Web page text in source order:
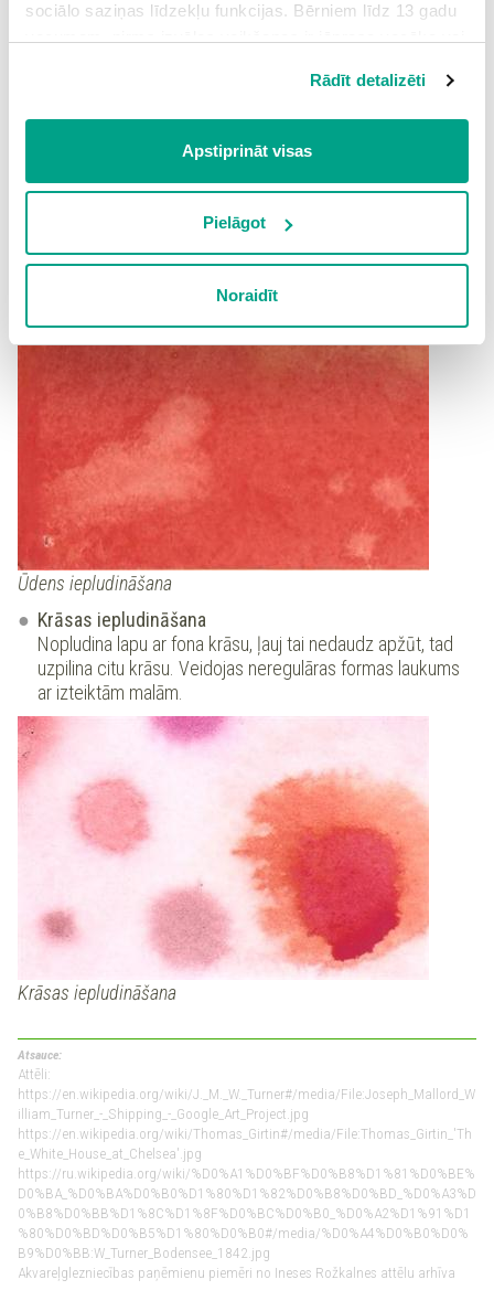
sociālo saziņas līdzekļu funkcijas. Bērniem līdz 13 gadu
Spiežot uz pogas “Apstiprināt visas”, Jūs piekrītat visām
sīkdatnēm, kas atrodas šajā tīmekļa vietnē, ieskaitot
trešo pušu mārketinga sīkdatnes. Spiežot uz pogas
vietnē, izņemot “Nepieciešamās” sīkdatnes, kuru
izmantošanai nav nepieciešams iegūt lietotāja piekrišanu.
Spiežot uz pogas “Apstiprināt izvēlētās”, Jūs varat mainīt
sīkdatņu politikuun ir iespēja atsaukt savu
piekrišanu sadaļā “Sīkdatņu iestatījumi”.
Rādīt detalizēti
Apstiprināt visas
Pielāgot
Noraidīt
Ūdens iepludināšana
Nopludina lapu ar fona krāsu, ļauj tai nedaudz nožūt, tad ar
otu uz mitrās krāsas uzliek ūdens lāsumus. Veidojas
gaišāki laukumi.
Ūdens iepludināšana
Krāsas iepludināšana
Nopludina lapu ar fona krāsu, ļauj tai nedaudz apžūt, tad
uzpilina citu krāsu. Veidojas neregulāras formas laukums
ar izteiktām malām.
Krāsas iepludināšana
Atsauce:
Attēli:
https://en.wikipedia.org/wiki/J._M._W._Turner#/media/File:Joseph_Mallord_W
illiam_Turner_-_Shipping_-_Google_Art_Project.jpg
https://en.wikipedia.org/wiki/Thomas_Girtin#/media/File:Thomas_Girtin_'Th
e_White_House_at_Chelsea'.jpg
https://ru.wikipedia.org/wiki/%D0%A1%D0%BF%D0%B8%D1%81%D0%BE%
D0%BA_%D0%BA%D0%B0%D1%80%D1%82%D0%B8%D0%BD_%D0%A3%D
0%B8%D0%BB%D1%8C%D1%8F%D0%BC%D0%B0_%D0%A2%D1%91%D1
%80%D0%BD%D0%B5%D1%80%D0%B0#/media/%D0%A4%D0%B0%D0%
B9%D0%BB:W_Turner_Bodensee_1842.jpg
Akvareļglezniecības paņēmienu piemēri no Ineses Rožkalnes attēlu arhīva